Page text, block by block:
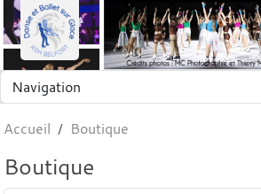
Accueil Boutique
Boutique
Panneau de gestion des cookies